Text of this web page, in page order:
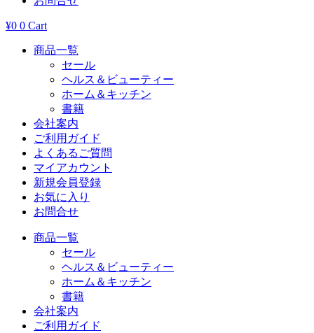
¥0 0 Cart
商品一覧
セール
ヘルス＆ビューティー
ホーム＆キッチン
書籍
会社案内
ご利用ガイド
よくあるご質問
マイアカウント
新規会員登録
お気に入り
お問合せ
商品一覧
セール
ヘルス＆ビューティー
ホーム＆キッチン
書籍
会社案内
ご利用ガイド